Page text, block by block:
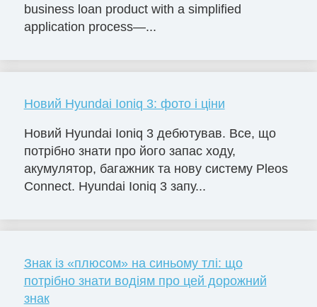
business loan product with a simplified
application process—...
Новий Hyundai Ioniq 3: фото і ціни
Новий Hyundai Ioniq 3 дебютував. Все, що
потрібно знати про його запас ходу,
акумулятор, багажник та нову систему Pleos
Connect. Hyundai Ioniq 3 запу...
Знак із «плюсом» на синьому тлі: що
потрібно знати водіям про цей дорожний
знак